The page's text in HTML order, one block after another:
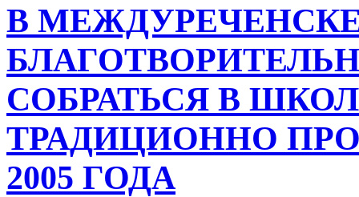
В
СОБРАТЬСЯ В
ТРАДИЦИОННО
2005 ГОДА